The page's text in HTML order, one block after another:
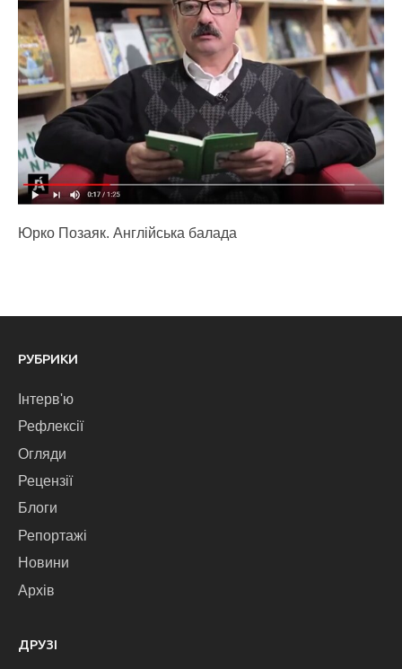
Юрко Позаяк. Англійська балада
РУБРИКИ
Інтерв'ю
Рефлексії
Огляди
Рецензії
Блоги
Репортажі
Новини
Архів
ДРУЗІ